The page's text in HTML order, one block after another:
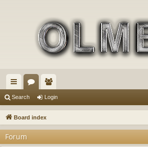
ui
ck
ks
or
u
s
e
m
rs
Search Login
Board index
Forum